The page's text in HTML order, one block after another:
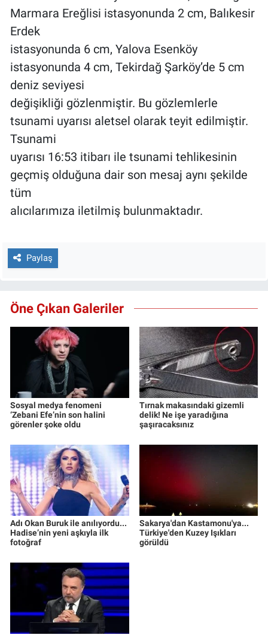
Marmara Ereğlisi istasyonunda 2 cm, Balıkesir
Erdek
istasyonunda 6 cm, Yalova Esenköy
istasyonunda 4 cm, Tekirdağ Şarköy’de 5 cm
deniz seviyesi
değişikliği gözlenmiştir. Bu gözlemlerle
tsunami uyarısı aletsel olarak teyit edilmiştir.
Tsunami
uyarısı 16:53 itibarı ile tsunami tehlikesinin
geçmiş olduğuna dair son mesaj aynı şekilde
tüm
alıcılarımıza iletilmiş bulunmaktadır.
Paylaş
Öne Çıkan Galeriler
Sosyal medya fenomeni
‘Zebani Efe’nin son halini
görenler şoke oldu
Tırnak makasındaki gizemli
delik! Ne işe yaradığına
şaşıracaksınız
Adı Okan Buruk ile anılıyordu...
Hadise’nin yeni aşkıyla ilk
fotoğraf
Sakarya'dan Kastamonu'ya...
Türkiye'den Kuzey Işıkları
görüldü